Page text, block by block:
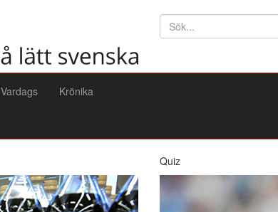
Söktext
Vardags Krönika
Quiz